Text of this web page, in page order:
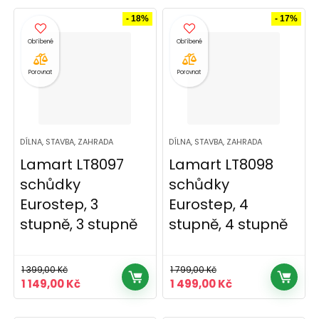
099,00 Kč.
049,00 Kč.
979,00 Kč.
Porovnat
- 18%
DÍLNA, STAVBA, ZAHRADA
Lamart LT8097
schůdky
Eurostep, 3
stupně, 3 stupně
1 399,00Kč
Původní
cena
1 149,00KčAktuální
cena
Porovnat
- 17%
DÍLNA, STAVBA, ZAHRADA
Lamart LT8098
schůdky
Eurostep, 4
stupně, 4 stupně
1 799,00Kč
Původní
cena
1 499,00KčAktuální
cena